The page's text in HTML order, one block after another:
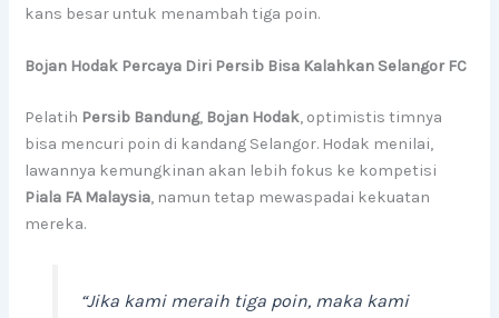
kans besar untuk menambah tiga poin.
Bojan Hodak Percaya Diri Persib Bisa Kalahkan Selangor FC
Pelatih Persib Bandung, Bojan Hodak, optimistis timnya
bisa mencuri poin di kandang Selangor. Hodak menilai,
lawannya kemungkinan akan lebih fokus ke kompetisi
Piala FA Malaysia, namun tetap mewaspadai kekuatan
mereka.
“Jika kami meraih tiga poin, maka kami